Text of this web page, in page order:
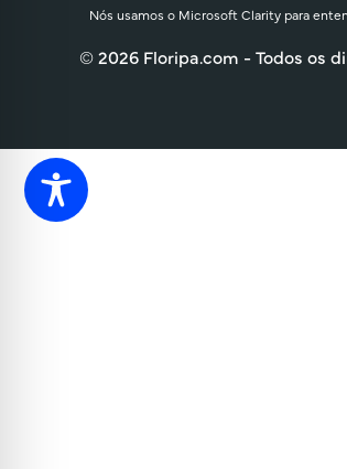
Nós usamos o Microsoft Clarity para
© 2026 Floripa.com - Todos os